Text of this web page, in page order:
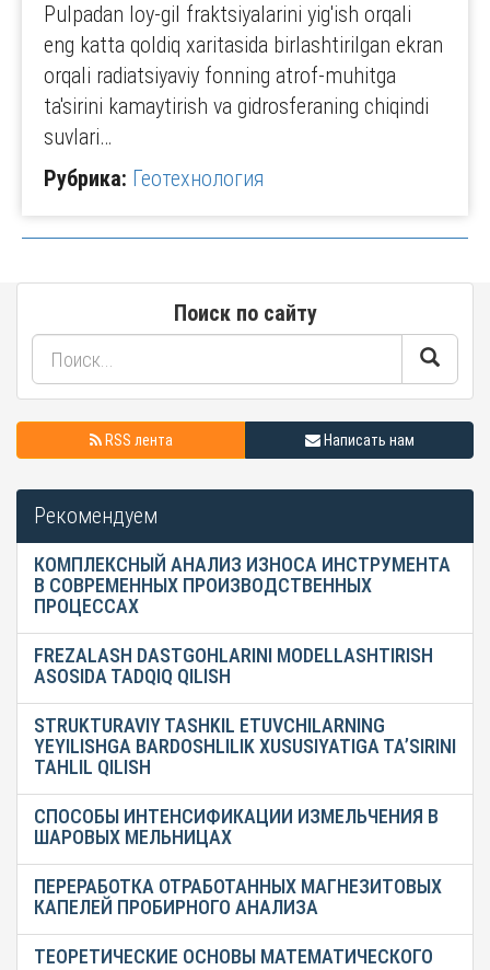
Pulpadan loy-gil fraktsiyalarini yig'ish orqali
eng katta qoldiq xaritasida birlashtirilgan ekran
orqali radiatsiyaviy fonning atrof-muhitga
ta'sirini kamaytirish va gidrosferaning chiqindi
suvlari…
Рубрика: Геотехнология
Поиск по сайту
RSS лента Написать нам
Рекомендуем
КОМПЛЕКСНЫЙ АНАЛИЗ ИЗНОСА ИНСТРУМЕНТА
В СОВРЕМЕННЫХ ПРОИЗВОДСТВЕННЫХ
ПРОЦЕССАХ
FREZALASH DASTGOHLARINI MODELLASHTIRISH
ASOSIDA TADQIQ QILISH
STRUKTURAVIY TASHKIL ETUVCHILARNING
YEYILISHGA BARDOSHLILIK XUSUSIYATIGA TA’SIRINI
TAHLIL QILISH
СПОСОБЫ ИНТЕНСИФИКАЦИИ ИЗМЕЛЬЧЕНИЯ В
ШАРОВЫХ МЕЛЬНИЦАХ
ПЕРЕРАБОТКА ОТРАБОТАННЫХ МАГНЕЗИТОВЫХ
КАПЕЛЕЙ ПРОБИРНОГО АНАЛИЗА
ТЕОРЕТИЧЕСКИЕ ОСНОВЫ МАТЕМАТИЧЕСКОГО